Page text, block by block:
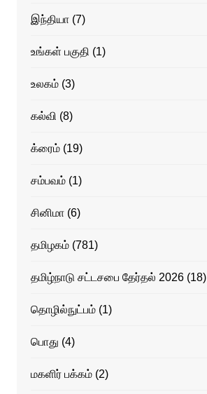
இந்தியா(7)
உங்கள் பகுதி (1)
உலகம்(3)
கல்வி (8)
க்ரைம்(19)
சம்பவம்(1)
சினிமா(6)
தமிழகம்(781)
தமிழ்நாடு சட்டசபை தேர்தல் 2026(18)
தொழில்நுட்பம்(1)
பொது (4)
மகளிர் பக்கம்(2)